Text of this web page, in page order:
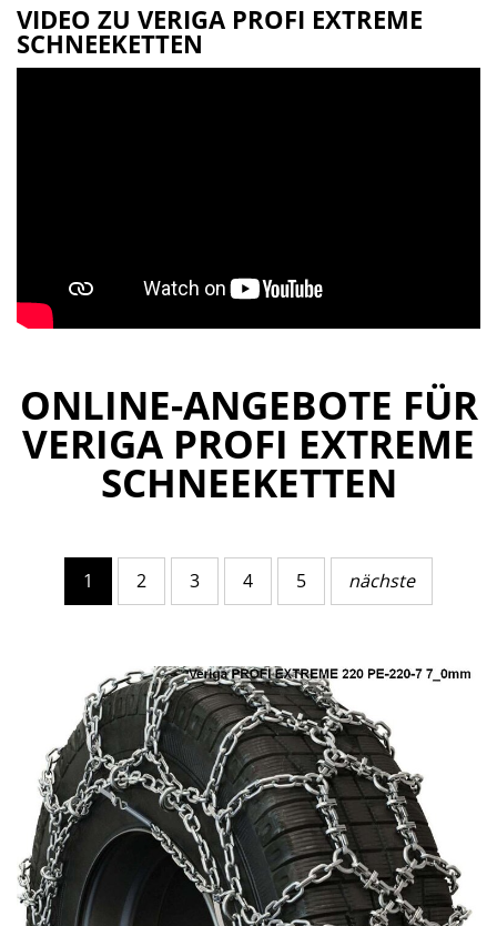
VIDEO ZU VERIGA PROFI EXTREME
SCHNEEKETTEN
ONLINE-ANGEBOTE FÜR
VERIGA PROFI EXTREME
SCHNEEKETTEN
1 2 3 4 5 nächste